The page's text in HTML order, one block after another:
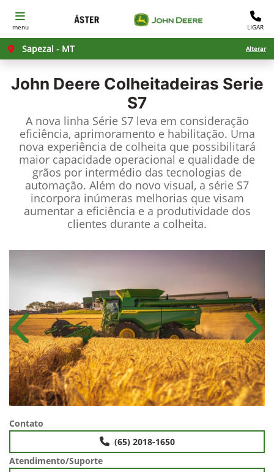
menu LIGAR
Sapezal - MT Alterar
John Deere Colheitadeiras Serie
S7
A nova linha Série S7 leva em consideração
eficiência, aprimoramento e habilitação. Uma
nova experiência de colheita que possibilitará
maior capacidade operacional e qualidade de
grãos por intermédio das tecnologias de
automação. Além do novo visual, a série S7
incorpora inúmeras melhorias que visam
aumentar a eficiência e a produtividade dos
clientes durante a colheita.
Anterior
Contato
(65) 2018-1650
Atendimento/Suporte